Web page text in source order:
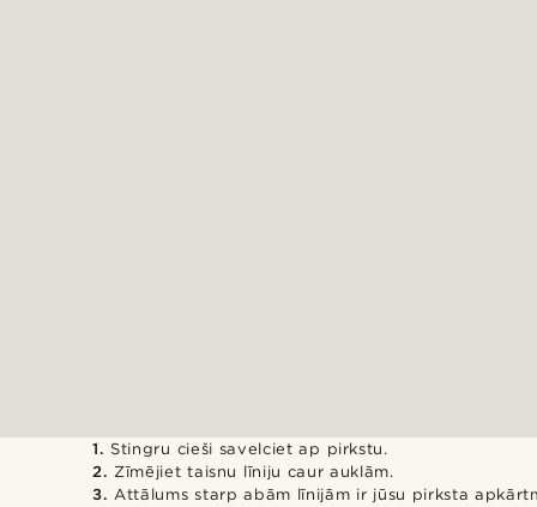
1. Stingru cieši savelciet ap pirkstu.
2. Zīmējiet taisnu līniju caur auklām.
3. Attālums starp abām līnijām ir jūsu pirksta